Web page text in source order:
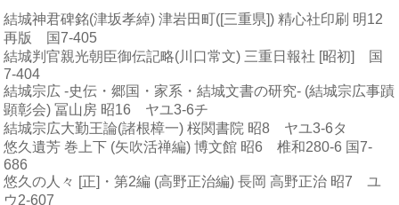
結城神君碑銘(津坂孝綽) 津岩田町([三重県]) 精心社印刷 明12
再版 国7-405
結城判官親光朝臣御伝記略(川口常文) 三重日報社 [昭初] 国
7-404
結城宗広 -史伝・郷国・家系・結城文書の研究- (結城宗広事蹟
顕彰会) 冨山房 昭16 ヤユ3-6チ
結城宗広大勤王論(諸根樟一) 桜関書院 昭8 ヤユ3-6タ
悠久遺芳 巻上下 (矢吹活禅編) 博文館 昭6 椎和280-6 国7-
686
悠久の人々 [正]・第2編 (高野正治編) 長岡 高野正治 昭7 ユ
ウ2-607